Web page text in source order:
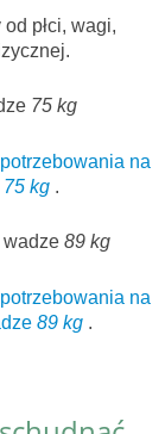
płci, wagi,
75 kg
na
75 kg .
wadze 89 kg
na
89 kg .